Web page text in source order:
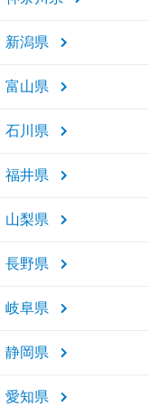
新潟県
富山県
石川県
福井県
山梨県
長野県
岐阜県
静岡県
愛知県